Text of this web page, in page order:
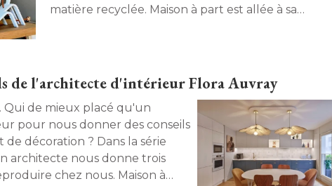
matière recyclée. Maison à part est allée à sa
de l'architecte d'intérieur Flora Auvray
pour nous donner des conseils
décoration ? Dans la série
architecte nous donne trois
chez nous. Maison à